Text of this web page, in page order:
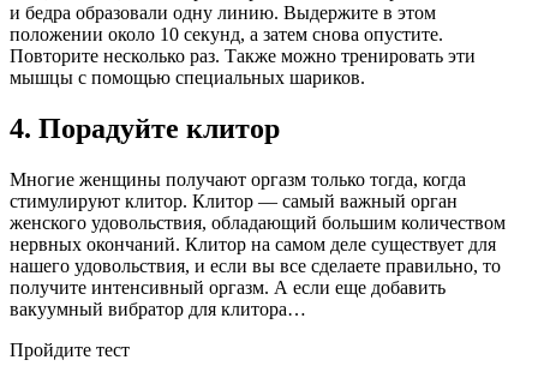
и бедра образовали одну линию. Выдержите в этом
положении около 10 секунд, а затем снова опустите.
Повторите несколько раз. Также можно тренировать эти
мышцы с помощью специальных шариков.
4. Порадуйте клитор
Многие женщины получают оргазм только тогда, когда
стимулируют клитор. Клитор — самый важный орган
женского удовольствия, обладающий большим количеством
нервных окончаний. Клитор на самом деле существует для
нашего удовольствия, и если вы все сделаете правильно, то
получите интенсивный оргазм. А если еще добавить
вакуумный вибратор для клитора…
Пройдите тест